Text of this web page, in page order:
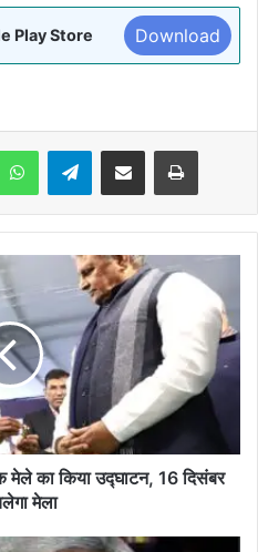
Play Store Download
WhatsAppTelegramShare via Email Print
मेले का किया उद्घाटन, 16 दिसंबर
मेला